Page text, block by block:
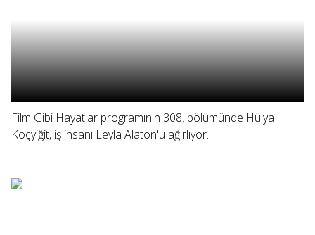
Film Gibi Hayatlar programının 308. bölümünde Hülya
Koçyiğit, iş insanı Leyla Alaton'u ağırlıyor.